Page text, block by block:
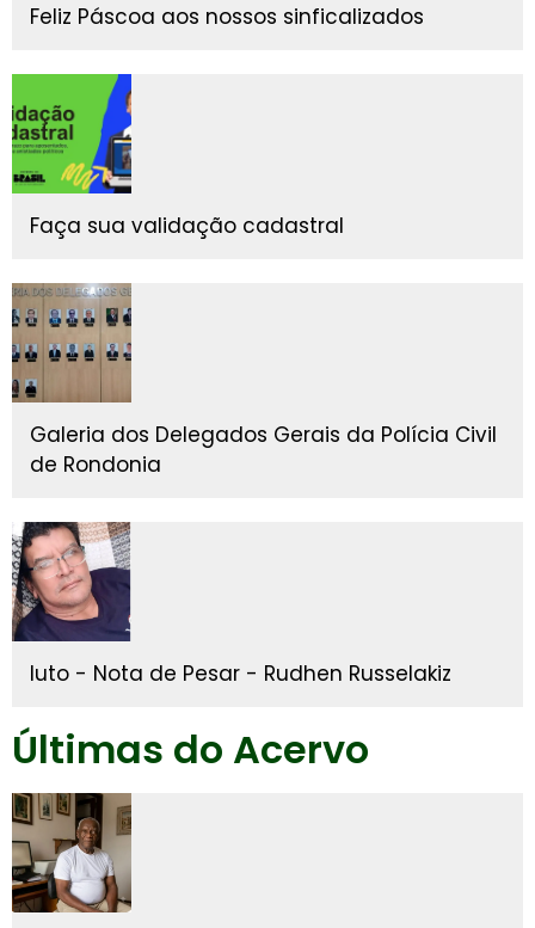
Feliz Páscoa aos nossos sinficalizados
Faça sua validação cadastral
Galeria dos Delegados Gerais da Polícia Civil
de Rondonia
luto - Nota de Pesar - Rudhen Russelakiz
Últimas do Acervo